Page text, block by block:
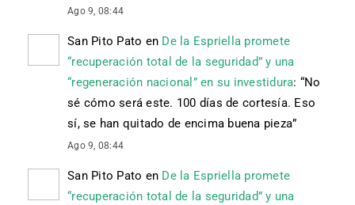
Ago 9, 08:44
San Pito Pato en De la Espriella promete
“recuperación total de la seguridad” y una
“regeneración nacional” en su investidura: “No
sé cómo será este. 100 días de cortesía. Eso
sí, se han quitado de encima buena pieza”
Ago 9, 08:44
San Pito Pato en De la Espriella promete
“recuperación total de la seguridad” y una